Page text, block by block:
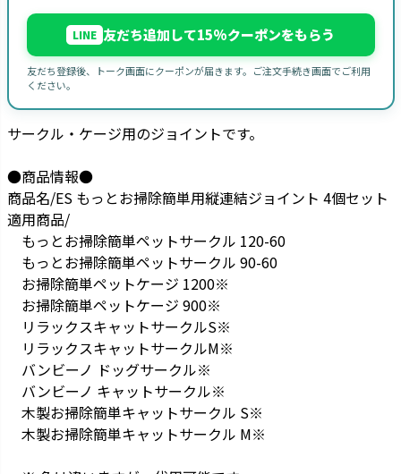
LINE 友だち追加して15%クーポンをもらう
友だち登録後、トーク画面にクーポンが届きます。ご注文手続き画面でご利用
ください。
サークル・ケージ用のジョイントです。
●商品情報●
商品名/ES もっとお掃除簡単用縦連結ジョイント 4個セット
適用商品/
もっとお掃除簡単ペットサークル 120-60
もっとお掃除簡単ペットサークル 90-60
お掃除簡単ペットケージ 1200※
お掃除簡単ペットケージ 900※
リラックスキャットサークルS※
リラックスキャットサークルM※
バンビーノ ドッグサークル※
バンビーノ キャットサークル※
木製お掃除簡単キャットサークル S※
木製お掃除簡単キャットサークル M※